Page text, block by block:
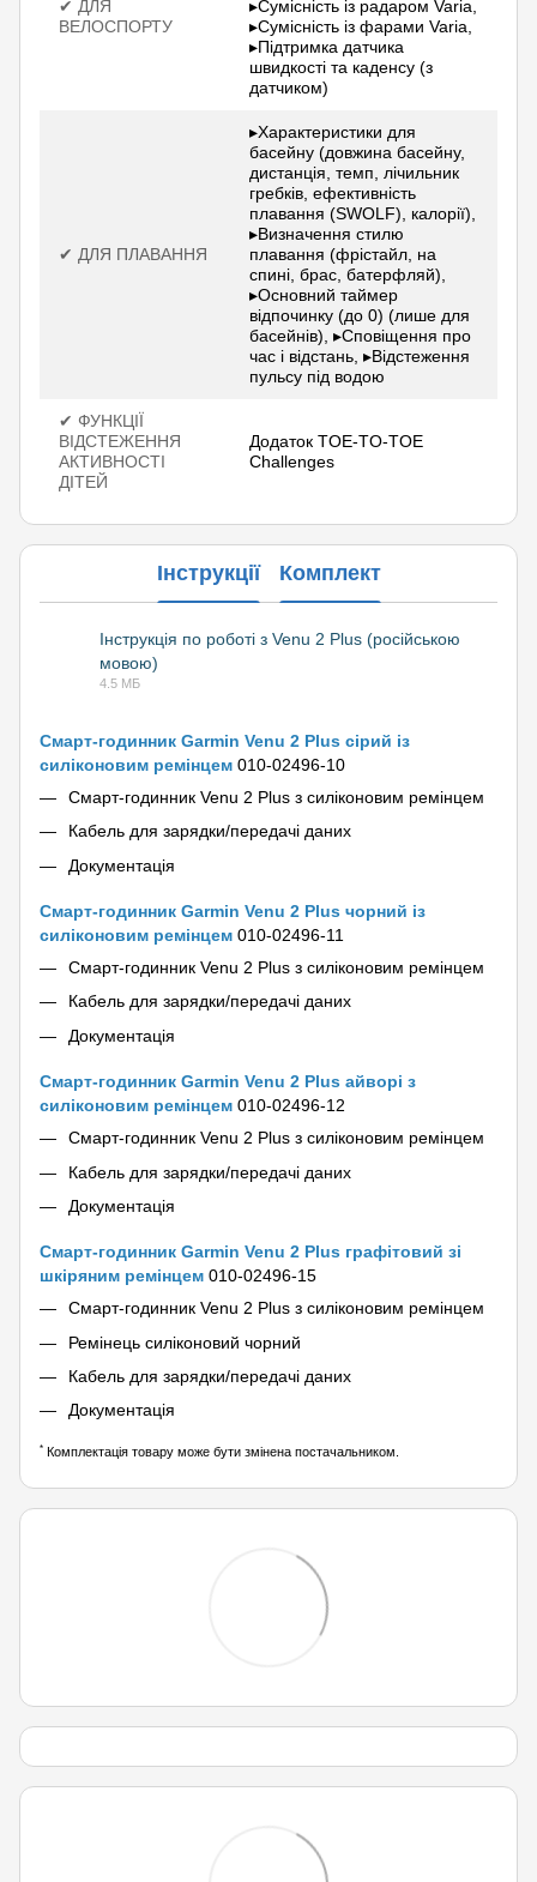
✔ ДЛЯ
ВЕЛОСПОРТУ
▸Сумісність із радаром Varia,
▸Сумісність із фарами Varia,
▸Підтримка датчика
швидкості та каденсу (з
датчиком)
✔ ДЛЯ ПЛАВАННЯ
▸Характеристики для
басейну (довжина басейну,
дистанція, темп, лічильник
гребків, ефективність
плавання (SWOLF), калорії),
▸Визначення стилю
плавання (фрістайл, на
спині, брас, батерфляй),
▸Основний таймер
відпочинку (до 0) (лише для
басейнів), ▸Сповіщення про
час і відстань, ▸Відстеження
пульсу під водою
✔ ФУНКЦІЇ
ВІДСТЕЖЕННЯ
АКТИВНОСТІ
ДІТЕЙ
Додаток TOE-TO-TOE
Challenges
Інструкції Комплект
Інструкція по роботі з Venu 2 Plus (російською
мовою)
4.5 МБ
Смарт-годинник Garmin Venu 2 Plus сірий із
силіконовим ремінцем 010-02496-10
Смарт-годинник Venu 2 Plus з силіконовим ремінцем
Кабель для зарядки/передачі даних
Документація
Смарт-годинник Garmin Venu 2 Plus чорний із
силіконовим ремінцем 010-02496-11
Смарт-годинник Venu 2 Plus з силіконовим ремінцем
Кабель для зарядки/передачі даних
Документація
Смарт-годинник Garmin Venu 2 Plus айворі з
силіконовим ремінцем 010-02496-12
Смарт-годинник Venu 2 Plus з силіконовим ремінцем
Кабель для зарядки/передачі даних
Документація
Смарт-годинник Garmin Venu 2 Plus графітовий зі
шкіряним ремінцем 010-02496-15
Смарт-годинник Venu 2 Plus з силіконовим ремінцем
Ремінець силіконовий чорний
Кабель для зарядки/передачі даних
Документація
* Комплектація товару може бути змінена постачальником.